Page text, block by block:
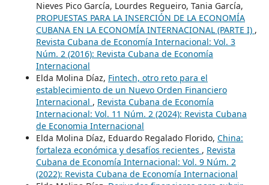
Nieves Pico García, Lourdes Regueiro, Tania García,
PROPUESTAS PARA LA INSERCIÓN DE LA ECONOMÍA
CUBANA EN LA ECONOMÍA INTERNACIONAL (PARTE I) ,
Revista Cubana de Economía Internacional: Vol. 3
Núm. 2 (2016): Revista Cubana de Economía
Internacional
Elda Molina Díaz, Fintech, otro reto para el
establecimiento de un Nuevo Orden Financiero
Internacional , Revista Cubana de Economía
Internacional: Vol. 11 Núm. 2 (2024): Revista Cubana
de Economia Internacional
Elda Molina Díaz, Eduardo Regalado Florido, China:
fortaleza económica y desafíos recientes , Revista
Cubana de Economía Internacional: Vol. 9 Núm. 2
(2022): Revista Cubana de Economía Internacional